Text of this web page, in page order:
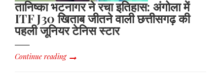
Angola
तानिष्का भटनागर ने रचा इतिहास: अंगोला में
ITF J30 खिताब जीतने वाली छत्तीसगढ़ की
पहली जूनियर टेनिस स्टार
Continue reading